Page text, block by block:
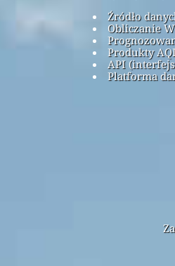
Źródło
Obliczanie
Produkty
API
Platforma